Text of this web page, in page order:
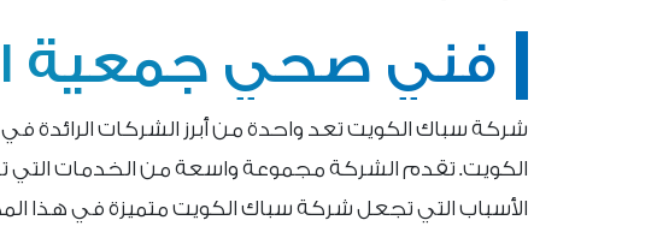
فني صحي جمعية
شركة سباك الكويت تعد واحدة من أبرز الشركات الرائدة
الكويت. تقدم الشركة مجموعة واسعة من الخدمات التي
الأسباب التي تجعل شركة سباك الكويت متميزة في هذا